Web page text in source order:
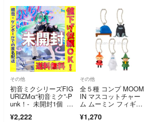
その他
初音ミクシリーズFIG
URIZMα“初音ミク”-P
unk！- 未開封1個 フ
¥2,222
その他
全５種 コンプ MOOM
IN マスコットチャー
ム ムーミン フィギュ
¥1,270